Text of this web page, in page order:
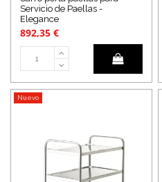
Servicio de Paellas -
Elegance
892,35 €
Nuevo